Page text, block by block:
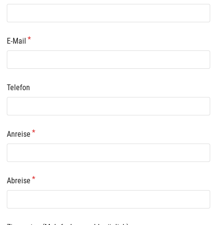
E-Mail
Telefon
Anreise
Abreise